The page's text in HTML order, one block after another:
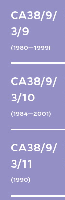
CA38/9/
3/9
(1980—1999)
CA38/9/
3/10
(1984—2001)
CA38/9/
3/11
(1990)